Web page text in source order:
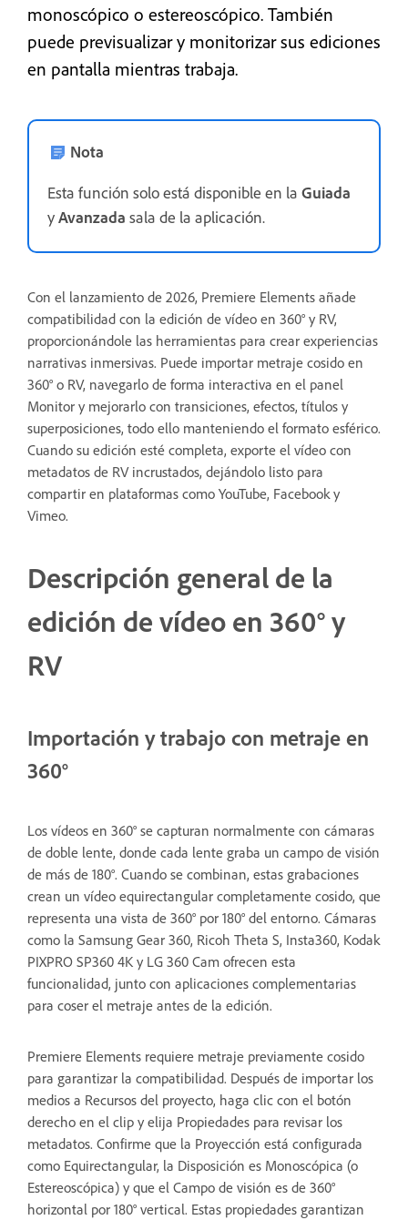
monoscópico o estereoscópico. También
puede previsualizar y monitorizar sus ediciones
en pantalla mientras trabaja.
Nota
Esta función solo está disponible en la Guiada
yAvanzada sala de la aplicación.
Con el lanzamiento de 2026, Premiere Elements añade
compatibilidad con la edición de vídeo en 360° y RV,
proporcionándole las herramientas para crear experiencias
narrativas inmersivas. Puede importar metraje cosido en
360° o RV, navegarlo de forma interactiva en el panel
Monitor y mejorarlo con transiciones, efectos, títulos y
superposiciones, todo ello manteniendo el formato esférico.
Cuando su edición esté completa, exporte el vídeo con
metadatos de RV incrustados, dejándolo listo para
compartir en plataformas como YouTube, Facebook y
Vimeo.
Descripción general de la
edición de vídeo en 360° y
RV
Importación y trabajo con metraje en
360°
Los vídeos en 360° se capturan normalmente con cámaras
de doble lente, donde cada lente graba un campo de visión
de más de 180°. Cuando se combinan, estas grabaciones
crean un vídeo equirectangular completamente cosido, que
representa una vista de 360° por 180° del entorno. Cámaras
como la Samsung Gear 360, Ricoh Theta S, Insta360, Kodak
PIXPRO SP360 4K y LG 360 Cam ofrecen esta
funcionalidad, junto con aplicaciones complementarias
para coser el metraje antes de la edición.
Premiere Elements requiere metraje previamente cosido
para garantizar la compatibilidad. Después de importar los
medios a Recursos del proyecto, haga clic con el botón
derecho en el clip y elija Propiedades para revisar los
metadatos. Confirme que la Proyección está configurada
como Equirectangular, la Disposición es Monoscópica (o
Estereoscópica) y que el Campo de visión es de 360°
horizontal por 180° vertical. Estas propiedades garantizan